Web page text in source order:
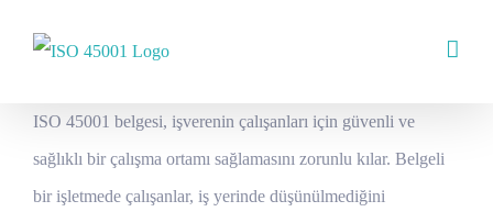
ISO 45001 belgesi, işverenin çalışanları için güvenli ve
sağlıklı bir çalışma ortamı sağlamasını zorunlu kılar. Belgeli
bir işletmede çalışanlar, iş yerinde düşünülmediğini